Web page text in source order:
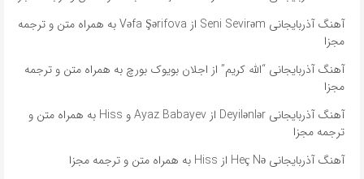
آهنگ آذربایجانی Seni Sevirəm از Vəfa Şərifova به همراه متن و ترجمه
مجزا
آهنگ آذربایجانی “الله کریم” از اجلان بویوک بورچ به همراه متن و ترجمه
مجزا
آهنگ آذربایجانی Deyilənlər از Ayaz Babayev و Hiss به همراه متن و
ترجمه مجزا
آهنگ آذربایجانی Heç Nə از Hiss به همراه متن و ترجمه مجزا